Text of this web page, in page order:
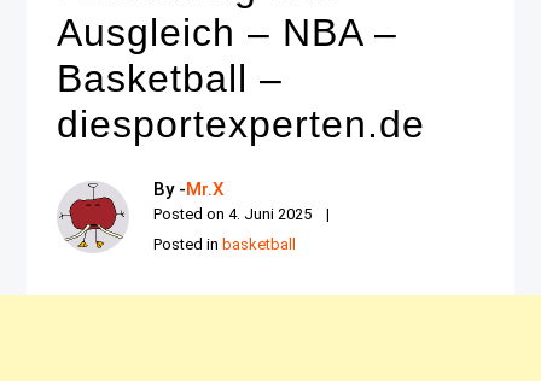
Ausgleich – NBA –
Basketball –
diesportexperten.de
By -Mr.X
Posted on4. Juni 2025
Posted in basketball